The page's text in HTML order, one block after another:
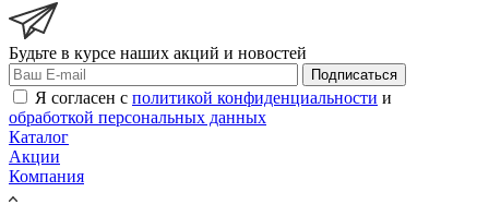
Будьте в курсе наших акций и новостей
Подписаться
Я согласен с политикой конфиденциальности и
обработкой персональных данных
Каталог
Акции
Компания